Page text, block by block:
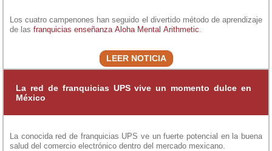
Los cuatro campenones han seguido el divertido método de aprendizaje
de las franquicias enseñanza Aloha Mental Arithmetic
LEER NOTICIA
La red de franquicias UPS vive un momento dulce en
México
La conocida red de franquicias UPS ve un fuerte potencial en la buena
salud del comercio electrónico dentro del mercado mexicano.